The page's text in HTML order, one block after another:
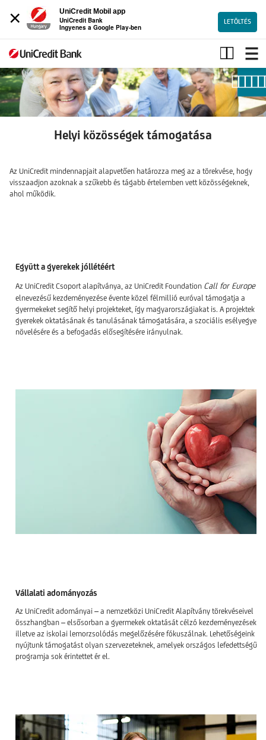
×
UniCredit Mobil app
UniCredit Bank
Ingyenes a Google Play-ben
LETÖLTÉS
Helyi
közösségek
támogatása
Helyi közösségek támogatása
Az UniCredit mindennapjait alapvetően határozza meg az a törekvése, hogy
visszaadjon azoknak a szűkebb és tágabb értelemben vett közösségeknek,
ahol működik.
Együtt a gyerekek jóllétéért
Az UniCredit Csoport alapítványa, az UniCredit Foundation Call for Europe
elnevezésű kezdeményezése évente közel félmillió euróval támogatja a
gyermekeket segítő helyi projekteket, így magyarországiakat is. A projektek a
gyerekek oktatásának és tanulásának támogatására, a szociális
növelésére és a befogadás elősegítésére irányulnak.
Vállalati adományozás
Az UniCredit adományai – a nemzetközi UniCredit Alapítvány törekvéseivel
összhangban – elsősorban a gyermekek oktatását célzó kezdeményezésekre,
illetve az iskolai lemorzsolódás megelőzésére fókuszálnak. Lehetőségeink
nyújtunk támogatást olyan szervezeteknek, amelyek országos lefedettségű
programja sok érintettet ér el.